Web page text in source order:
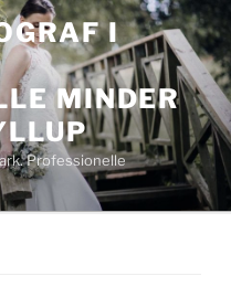
I
MINDER
Professionelle